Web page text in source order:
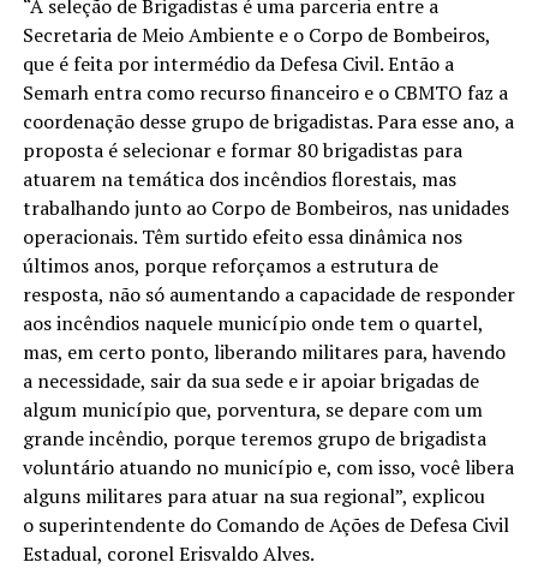
“A seleção de Brigadistas é uma parceria entre a
Secretaria de Meio Ambiente e o Corpo de Bombeiros,
que é feita por intermédio da Defesa Civil. Então a
Semarh entra como recurso financeiro e o CBMTO faz a
coordenação desse grupo de brigadistas. Para esse ano, a
proposta é selecionar e formar 80 brigadistas para
atuarem na temática dos incêndios florestais, mas
trabalhando junto ao Corpo de Bombeiros, nas unidades
operacionais. Têm surtido efeito essa dinâmica nos
últimos anos, porque reforçamos a estrutura de
resposta, não só aumentando a capacidade de responder
aos incêndios naquele município onde tem o quartel,
mas, em certo ponto, liberando militares para, havendo
a necessidade, sair da sua sede e ir apoiar brigadas de
algum município que, porventura, se depare com um
grande incêndio, porque teremos grupo de brigadista
voluntário atuando no município e, com isso, você libera
alguns militares para atuar na sua regional”, explicou
o superintendente do Comando de Ações de Defesa Civil
Estadual, coronel Erisvaldo Alves.